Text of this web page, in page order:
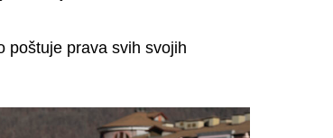
poštuje prava svih svojih